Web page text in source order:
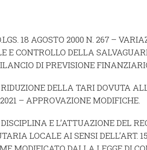
18 AGOSTO 2000 N. 267 –
E CONTROLLO DELLA
DI PREVISIONE
DELLA TARI DOVUTA
– APPROVAZIONE MODIFICHE.
E L’ATTUAZIONE DEL
LOCALE AI SENSI DELL’ART.